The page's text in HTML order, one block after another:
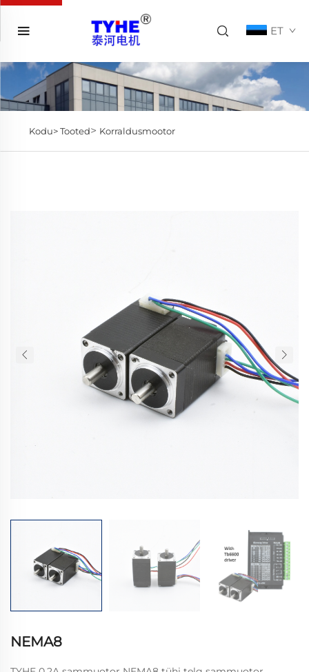
ET
Kodu>Tooted> Korraldusmootor
NEMA8